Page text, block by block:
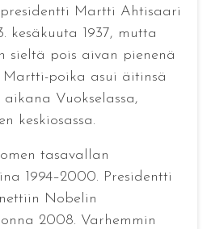
Martti Ahtisaari
kesäkuuta 1937, mutta
sieltä pois aivan pienenä
poika asui äitinsä
Vuokselassa,
keskiosassa.
tasavallan
1994–2000. Presidentti
Nobelin
2008. Varhemmin